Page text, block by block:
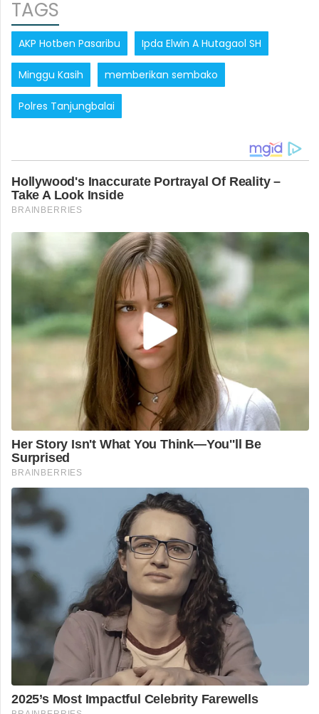
TAGS
AKP Hotben Pasaribu Ipda Elwin A Hutagaol SH
Minggu Kasih memberikan sembako
Polres Tanjungbalai